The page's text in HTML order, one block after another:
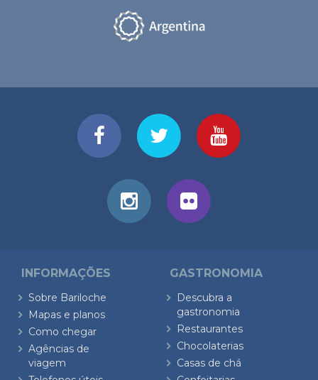
INFORMAÇÕES
Sobre Bariloche
Mapas e planos
Como chegar
Agências de
viagem
GASTRONOMIA
Descubra a
gastronomia
Restaurantes
Chocolaterias
Casas de chá